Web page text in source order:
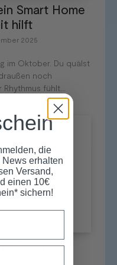
Smart Home
hilft
2025
im Oktober. Du quälst
noch
fühlt...
noch
die
erhalten
Versand,
einen 10€
sichern!